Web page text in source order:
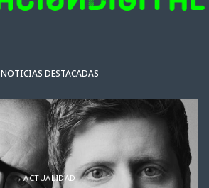
NOTICIAS DESTACADAS
ACTUALIDAD